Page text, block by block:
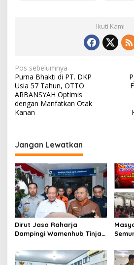
Ikuti Kami
N
a
v
i
a
s
i
p
o
s
Pos sebelumnya
Purna Bhakti di PT. DKP
Usia 57 Tahun, OTTO
ARBANSYAH Optimis
dengan Manfatkan Otak
Kanan
Jangan Lewatkan
Dirut Jasa Raharja
Dampingi Wamenhub Tinjau
Mutiara Sentosa II di RS
PHC Surabaya